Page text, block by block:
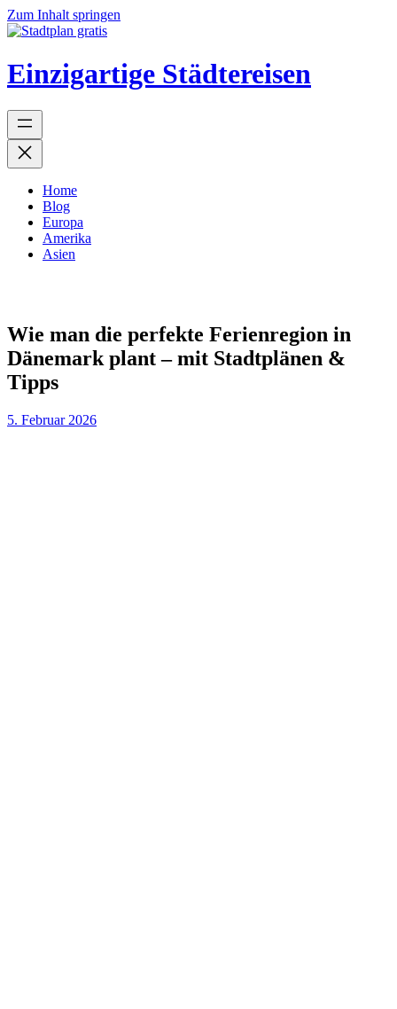
Zum Inhalt springen
Einzigartige Städtereisen
Home
Blog
Europa
Amerika
Asien
Wie man die perfekte Ferienregion in
Dänemark plant – mit Stadtplänen &
Tipps
5. Februar 2026